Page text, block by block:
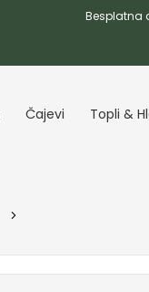
Besplatna
Čajevi Topli &